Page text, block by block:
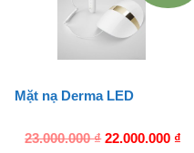
Mặt nạ Derma LED
23.000.000₫ 22.000.000 ₫